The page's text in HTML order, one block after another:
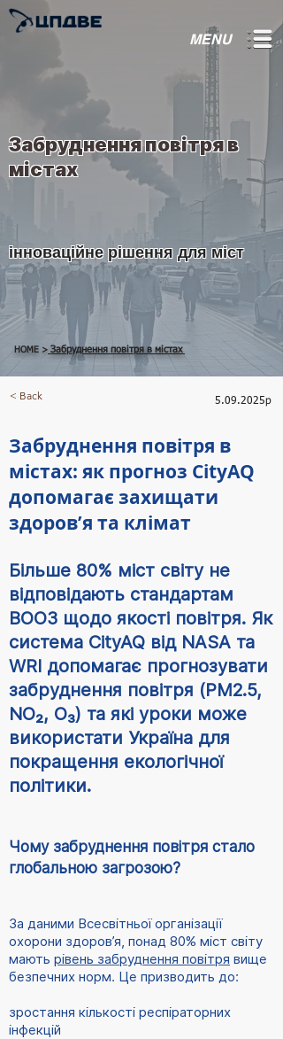
MENU
Забруднення повітря в
містах
інноваційне рішення для міст
НОМЕ > Забруднення повітря в містах
< Back 5.09.2025р
Забруднення повітря в
містах: як прогноз CityAQ
допомагає захищати
здоров’я та клімат
Більше 80% міст світу не
відповідають стандартам
ВООЗ щодо якості повітря. Як
система CityAQ від NASA та
WRI допомагає прогнозувати
забруднення повітря (PM2.5,
NO₂, O₃) та які уроки може
використати Україна для
покращення екологічної
політики.
Чому забруднення повітря стало
глобальною загрозою?
За даними Всесвітньої організації
охорони здоров’я, понад 80% міст світу
мають рівень забруднення повітря вище
безпечних норм. Це призводить до:
зростання кількості респіраторних
інфекцій